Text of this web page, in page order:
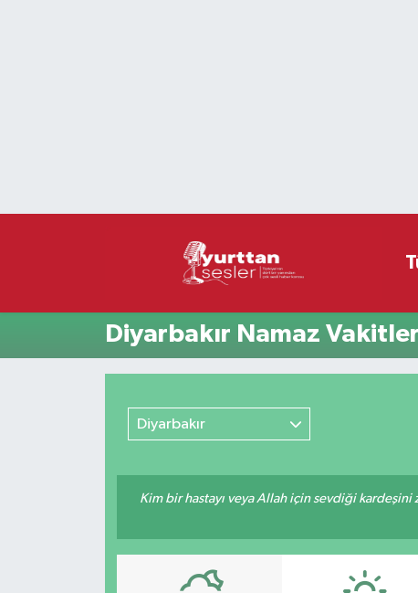
Diyarbakır Namaz
Diyarbakır
Kim bir hastayı veya Allah için sevdiği
Süper Lig Puan Durumu ve Fikstür
Son Dakika Haberleri